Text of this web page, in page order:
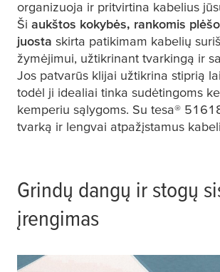
organizuoja ir pritvirtina kabelius
Ši aukštos kokybės, rankomis
juosta skirta patikimam kabelių
žymėjimui, užtikrinant tvarkingą ir
Jos patvarūs klijai užtikrina stiprią
todėl ji idealiai tinka sudėtingoms
kemperiu sąlygoms. Su tesa®
tvarką ir lengvai atpažįstamus
Grindų dangų ir stogų
įrengimas